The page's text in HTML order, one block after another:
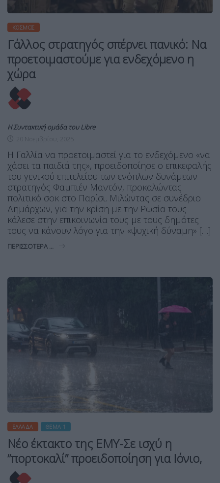
ΚΌΣΜΟΣ
Γάλλος στρατηγός σπέρνει πανικό: Να
προετοιμαστούμε για ενδεχόμενο η
χώρα
Η Συντακτική ομάδα του Libre
Η Γαλλία να προετοιμαστεί για το ενδεχόμενο «να
χάσει τα παιδιά της», προειδοποίησε ο επικεφαλής
του γενικού επιτελείου των ενόπλων δυνάμεων
στρατηγός Φαμπιέν Μαντόν, προκαλώντας
πολιτικό σοκ στο Παρίσι. Μιλώντας σε συνέδριο
Δημάρχων, για την κρίση με την Ρωσία τους
κάλεσε στην επικοινωνία τους με τους δημότες
τους να κάνουν λόγο για την «ψυχική δύναμη» […]
ΠΕΡΙΣΣΌΤΕΡΑ ...
ΕΛΛΆΔΑ ΘΈΜΑ 1
Νέο έκτακτο της ΕΜΥ-Σε ισχύ η
”πορτοκαλί” προειδοποίηση για Ιόνιο,